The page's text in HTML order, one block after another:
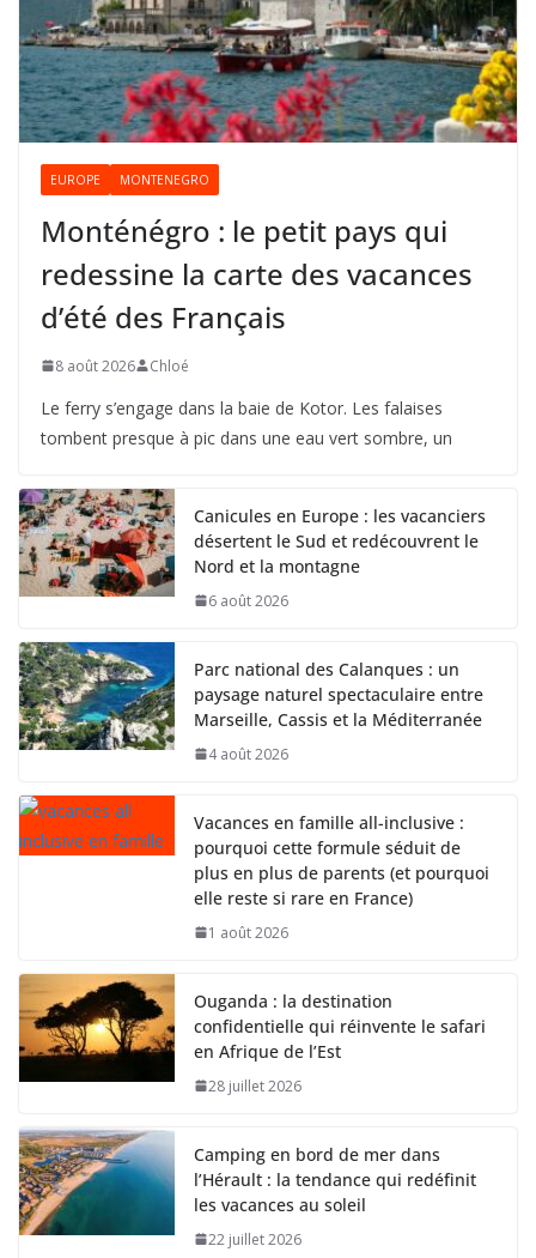
EUROPE MONTENEGRO
Monténégro : le petit pays qui
redessine la carte des vacances
d’été des Français
8 août 2026 Chloé
Le ferry s’engage dans la baie de Kotor. Les falaises
tombent presque à pic dans une eau vert sombre, un
Canicules en Europe : les vacanciers
désertent le Sud et redécouvrent le
Nord et la montagne
6 août 2026
Parc national des Calanques : un
paysage naturel spectaculaire entre
Marseille, Cassis et la Méditerranée
4 août 2026
Vacances en famille all-inclusive :
pourquoi cette formule séduit de
plus en plus de parents (et pourquoi
elle reste si rare en France)
1 août 2026
Ouganda : la destination
confidentielle qui réinvente le safari
en Afrique de l’Est
28 juillet 2026
Camping en bord de mer dans
l’Hérault : la tendance qui redéfinit
les vacances au soleil
22 juillet 2026